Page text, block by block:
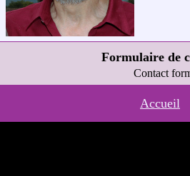
Formulaire de
Contact
Accueil